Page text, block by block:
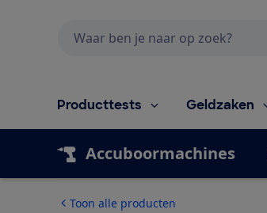
Producttests Geldzaken
Accuboormachines
Toon alle producten